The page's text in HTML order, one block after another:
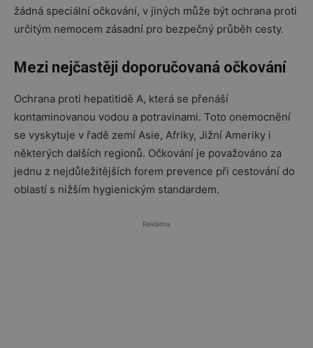
žádná speciální očkování, v jiných může být ochrana proti
určitým nemocem zásadní pro bezpečný průběh cesty.
Mezi nejčastěji doporučovaná očkování
Ochrana proti hepatitidě A, která se přenáší
kontaminovanou vodou a potravinami. Toto onemocnění
se vyskytuje v řadě zemí Asie, Afriky, Jižní Ameriky i
některých dalších regionů. Očkování je považováno za
jednu z nejdůležitějších forem prevence při cestování do
oblastí s nižším hygienickým standardem.
Reklama